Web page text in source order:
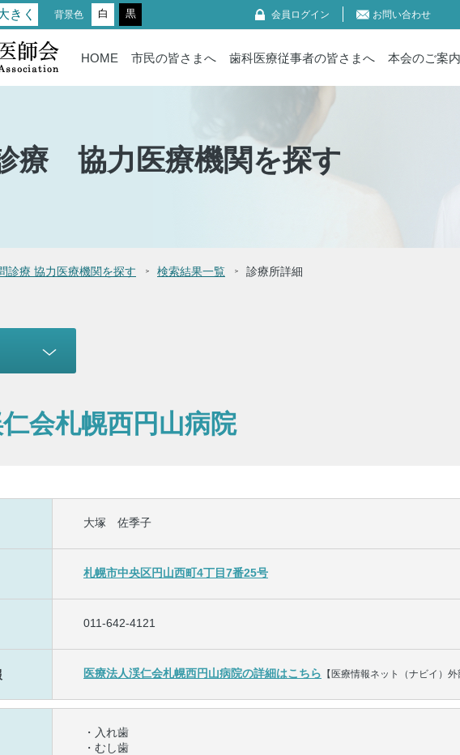
きく 背景色 白 黒 会員ログイン お問い合わせ
HOME 市民の皆さまへ 歯科医療従事者の皆さまへ 本会のご案内
療 協力医療機関を探す
診療 協力医療機関を探す 検索結果一覧 診療所詳細
会札幌西円山病院
大塚 佐季子
札幌市中央区円山西町4丁目7番25号
011-642-4121
医療法人渓仁会札幌西円山病院の詳細はこちら 【医療情報ネット（ナビイ）外
・入れ歯
・むし歯